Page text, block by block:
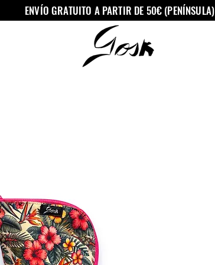
ENVÍO GRATUITO A PARTIR DE 50€ (PENÍNSULA)